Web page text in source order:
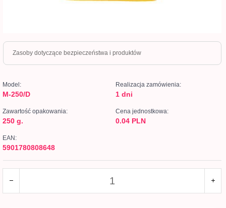
Zasoby dotyczące bezpieczeństwa i produktów
Model:
M-250/D
Realizacja zamówienia:
1 dni
Zawartość opakowania:
250 g.
Cena jednostkowa:
0.04 PLN
EAN:
5901780808648